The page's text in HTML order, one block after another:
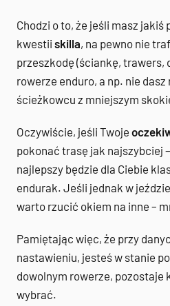
Chodzi o to, że jeśli masz jakiś
kwestii skilla, na pewno nie
przeszkodę (ściankę, trawers,
rowerze enduro, a np. nie dasz
ścieżkowcu z mniejszym
Oczywiście, jeśli Twoje
pokonać trasę jak najszybciej
najlepszy będzie dla Ciebie
endurak. Jeśli jednak w
warto rzucić okiem na inne –
Pamiętając więc, że przy
nastawieniu, jesteś w stanie
dowolnym rowerze, pozostaje
wybrać.